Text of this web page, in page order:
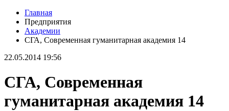
Главная
Предприятия
Академии
СГА, Современная гуманитарная академия 14
22.05.2014 19:56
СГА, Современная
гуманитарная академия 14